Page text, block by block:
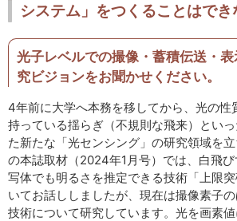
システム」をつくることはで
光子レベルでの撮像・蓄積伝送・
究ビジョンをお聞かせください。
4年前に大学へ本務を移してから、光の性
持っている揺らぎ（不規則な飛来）とい
た新たな「光センシング」の研究領域を
の本誌取材（2024年1月号）では、白飛
写体でも明るさを推定できる技術「上限
いてお話ししましたが、現在は撮像素子
技術について研究しています。光を画素